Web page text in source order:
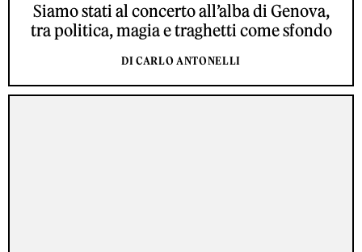
Siamo stati al concerto all’alba di Genova,
tra politica, magia e traghetti come sfondo
DI CARLO ANTONELLI